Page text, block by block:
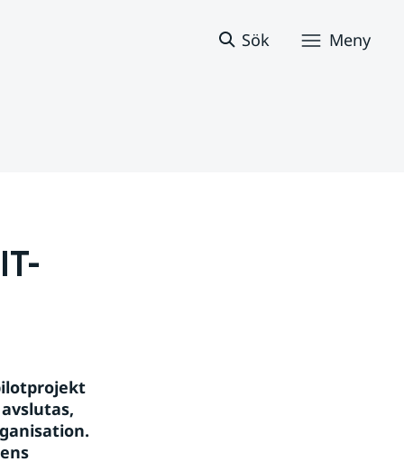
Sök Meny